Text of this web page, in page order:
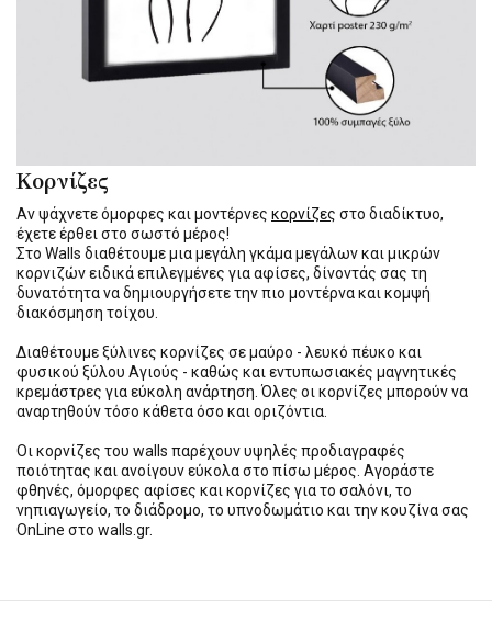
Κορνίζες
Αν ψάχνετε όμορφες και μοντέρνες κορνίζες στο διαδίκτυο,
έχετε έρθει στο σωστό μέρος!
Στο Walls διαθέτουμε μια μεγάλη γκάμα μεγάλων και μικρών
κορνιζών ειδικά επιλεγμένες για αφίσες, δίνοντάς σας τη
δυνατότητα να δημιουργήσετε την πιο μοντέρνα και κομψή
διακόσμηση τοίχου.
Διαθέτουμε ξύλινες κορνίζες σε μαύρο - λευκό πέυκο και
φυσικού ξύλου Αγιούς - καθώς και εντυπωσιακές μαγνητικές
κρεμάστρες για εύκολη ανάρτηση. Όλες οι κορνίζες μπορούν να
αναρτηθούν τόσο κάθετα όσο και οριζόντια.
Οι κορνίζες του walls παρέχουν υψηλές προδιαγραφές
ποιότητας και ανοίγουν εύκολα στο πίσω μέρος. Αγοράστε
φθηνές, όμορφες αφίσες και κορνίζες για το σαλόνι, το
νηπιαγωγείο, το διάδρομο, το υπνοδωμάτιο και την κουζίνα σας
OnLine στο walls.gr.